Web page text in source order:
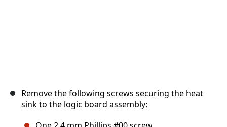
Remove the following screws securing the heat
sink to the logic board assembly: